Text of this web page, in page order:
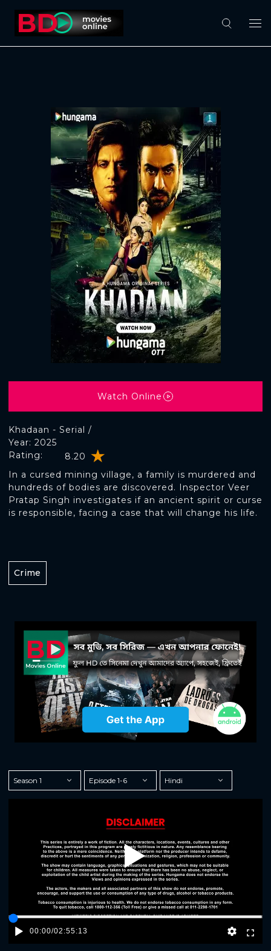
Khadaan - Serial /
Rating: 8.20
Year: 2025
In a cursed mining village, a family is murdered and
hundreds of bodies are discovered. Inspector Veer
Pratap Singh investigates if an ancient spirit or curse
is responsible, facing a case that will change his life.
Watch Online
Crime
Play
00:00/02:55:13